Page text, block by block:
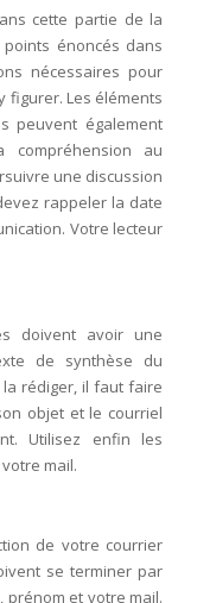
cette partie de la
énoncés dans
nécessaires pour
figurer. Les éléments
peuvent également
au
une discussion
rappeler la date
Votre lecteur
doivent avoir une
de synthèse du
rédiger, il faut faire
objet et le courriel
Utilisez enfin les
mail.
de votre courrier
se terminer par
prénom et votre mail.